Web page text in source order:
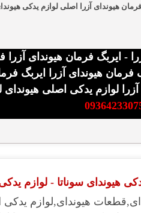
فرمان هیوندای آزرا اصلی لوازم یدکی
- ایربگ فرمان هیوندای آزرا
فرمان هیوندای آزرا ایربگ
لوازم یدکی اصلی هیوندای
هیوندای سوناتا - لوازم
هیوندای,لوازم